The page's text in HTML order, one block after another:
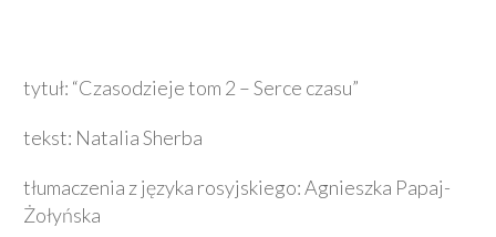
tytuł: “Czasodzieje tom 2 – Serce czasu”
tekst: Natalia Sherba
tłumaczenia z języka rosyjskiego: Agnieszka Papaj-
Żołyńska